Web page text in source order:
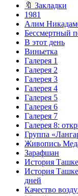
🔖 Закладки
1981
Алим
Бессмертный
В этот день
Виньетка
Галерея 1
Галерея 2
Галерея 3
Галерея 4
Галерея 5
Галерея 6
Галерея 7
Галерея 8:
Группа
Живопись
Зарафшан
История
История
дней
Качество